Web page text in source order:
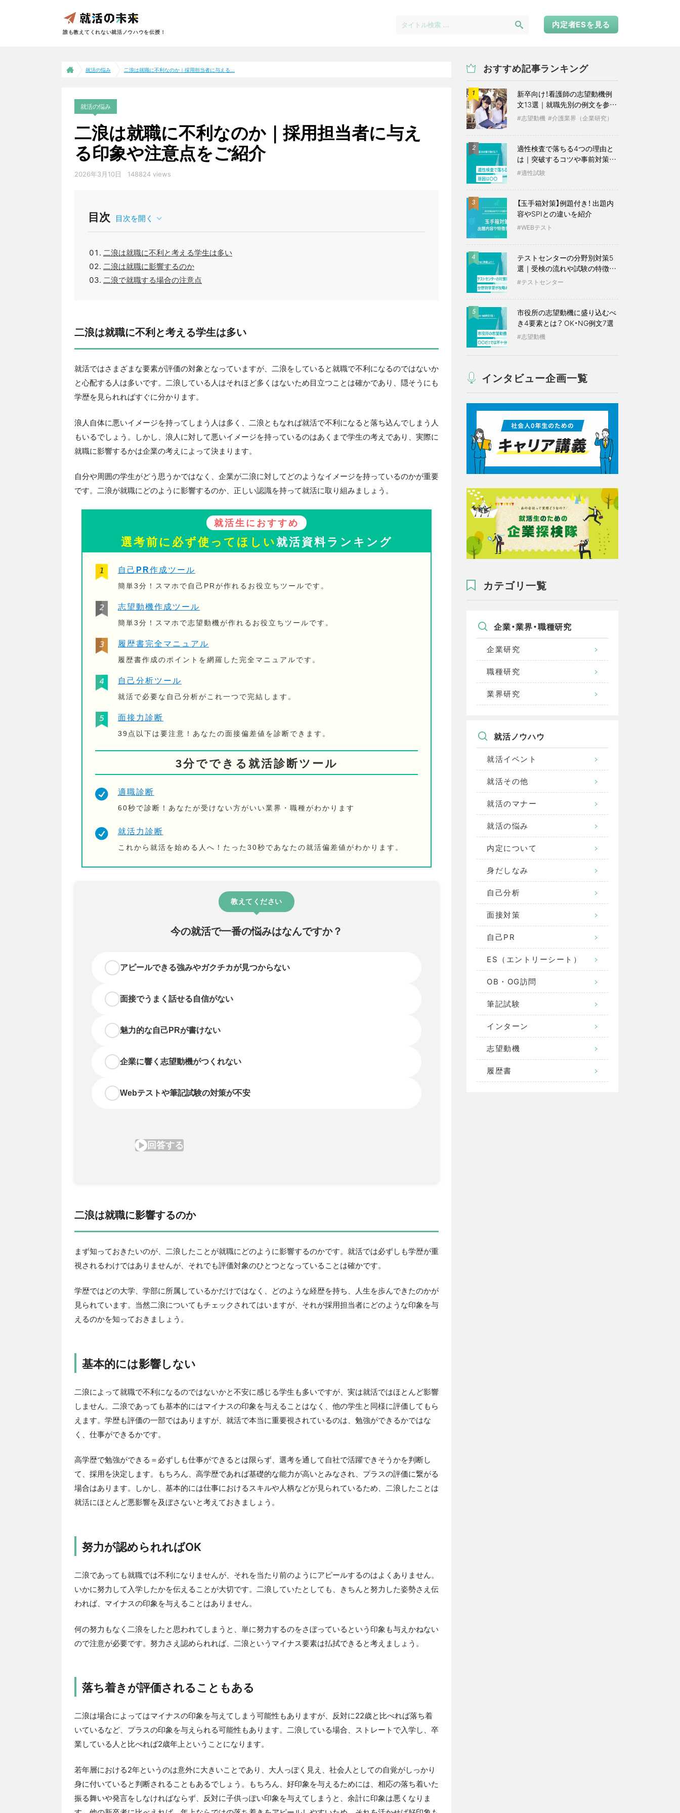
誰も教えてくれない就活ノウハウを伝授！
内定者ESを見る
就活の悩み 二浪は就職に不利なのか｜採用担当者に与える...
就活の悩み
二浪は就職に不利なのか｜採用担当者に与え
る印象や注意点をご紹介
2026年3月10日 148824 views
目次 目次を開く
二浪は就職に不利と考える学生は多い
二浪は就職に影響するのか
二浪で就職する場合の注意点
二浪は就職に不利と考える学生は多い
就活ではさまざまな要素が評価の対象となっていますが、二浪をしていると就職で不利になるのではないか
と心配する人は多いです。二浪している人はそれほど多くはないため目立つことは確かであり、隠そうにも
学歴を見られればすぐに分かります。
浪人自体に悪いイメージを持ってしまう人は多く、二浪ともなれば就活で不利になると落ち込んでしまう人
もいるでしょう。しかし、浪人に対して悪いイメージを持っているのはあくまで学生の考えであり、実際に
就職に影響するかは企業の考えによって決まります。
自分や周囲の学生がどう思うかではなく、企業が二浪に対してどのようなイメージを持っているのかが重要
です。二浪が就職にどのように影響するのか、正しい認識を持って就活に取り組みましょう。
就活生におすすめ
選考前に必ず使ってほしい就活資料ランキング
自己PR作成ツール
簡単3分！スマホで自己PRが作れるお役立ちツールです。
志望動機作成ツール
簡単3分！スマホで志望動機が作れるお役立ちツールです。
履歴書完全マニュアル
履歴書作成のポイントを網羅した完全マニュアルです。
自己分析ツール
就活で必要な自己分析がこれ一つで完結します。
面接力診断
39点以下は要注意！あなたの面接偏差値を診断できます。
3分でできる就活診断ツール
適職診断
60秒で診断！あなたが受けない方がいい業界・職種がわかります
就活力診断
これから就活を始める人へ！たった30秒であなたの就活偏差値がわかります。
二浪は就職に影響するのか
まず知っておきたいのが、二浪したことが就職にどのように影響するのかです。就活では必ずしも学歴が重
視されるわけではありませんが、それでも評価対象のひとつとなっていることは確かです。
学歴ではどの大学、学部に所属しているかだけではなく、どのような経歴を持ち、人生を歩んできたのかが
見られています。当然二浪についてもチェックされてはいますが、それが採用担当者にどのような印象を与
えるのかを知っておきましょう。
基本的には影響しない
二浪によって就職で不利になるのではないかと不安に感じる学生も多いですが、実は就活ではほとんど影響
しません。二浪であっても基本的にはマイナスの印象を与えることはなく、他の学生と同様に評価してもら
えます。学歴も評価の一部ではありますが、就活で本当に重要視されているのは、勉強ができるかではな
く、仕事ができるかです。
高学歴で勉強ができる＝必ずしも仕事ができるとは限らず、選考を通して自社で活躍できそうかを判断し
て、採用を決定します。もちろん、高学歴であれば基礎的な能力が高いとみなされ、プラスの評価に繋がる
場合はあります。しかし、基本的には仕事におけるスキルや人柄などが見られているため、二浪したことは
就活にほとんど悪影響を及ぼさないと考えておきましょう。
努力が認められればOK
二浪であっても就職では不利になりませんが、それを当たり前のようにアピールするのはよくありません。
いかに努力して入学したかを伝えることが大切です。二浪していたとしても、きちんと努力した姿勢さえ伝
われば、マイナスの印象を与えることはありません。
何の努力もなく二浪をしたと思われてしまうと、単に努力するのをさぼっているという印象も与えかねない
ので注意が必要です。努力さえ認められれば、二浪というマイナス要素は払拭できると考えましょう。
落ち着きが評価されることもある
二浪は場合によってはマイナスの印象を与えてしまう可能性もありますが、反対に22歳と比べれば落ち着
いているなど、プラスの印象を与えられる可能性もあります。二浪している場合、ストレートで入学し、卒
業している人と比べれば2歳年上ということになります。
若年層における2年というのは意外に大きいことであり、大人っぽく見え、社会人としての自覚がしっかり
身に付いていると判断されることもあるでしょう。もちろん、好印象を与えるためには、相応の落ち着いた
振る舞いや発言をしなければならず、反対に子供っぽい印象を与えてしまうと、余計に印象は悪くなりま
おすすめ記事ランキング
1
新卒向け！看護師の志望動機例
文13選｜就職先別の例文を参考
に志望動機 介護業界（企業研究）
2
適性検査で落ちる4つの理由と
は｜突破するコツや事前対策も
紹介
適性試験
3
【玉手箱対策】例題付き！ 出題内
容やSPIとの違いを紹介
WEBテスト
4
テストセンターの分野別対策5
選｜受検の流れや試験の特徴も
紹介
テストセンター
5
市役所の志望動機に盛り込むべ
き4要素とは？ OK・NG例文7選
志望動機
インタビュー企画一覧
カテゴリ一覧
企業・業界・職種研究
企業研究
職種研究
業界研究
就活ノウハウ
就活イベント
就活その他
就活のマナー
就活の悩み
内定について
身だしなみ
自己分析
面接対策
自己PR
ES（エントリーシート）
OB・OG訪問
筆記試験
インターン
志望動機
履歴書